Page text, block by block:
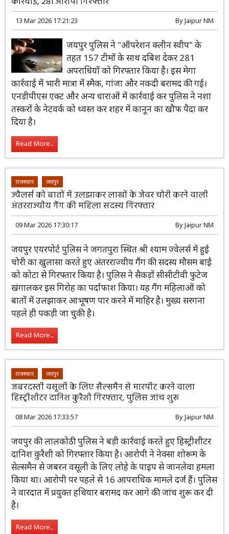
13 Mar 2026 17:21:23 ByJaipur NM
जयपुर पुलिस ने "ऑपरेशन क्लीन स्वीप" के
तहत 157 टीमों के साथ दबिश देकर 281
अपराधियों को गिरफ्तार किया है। इस मेगा
कार्रवाई में भारी मात्रा में स्मैक, गांजा और नकदी बरामद की गई।
एनडीपीएस एक्ट और अन्य धाराओं में कार्रवाई कर पुलिस ने नशा
तस्करों के नेटवर्क को ध्वस्त कर शहर में कानून का खौफ पैदा कर
दिया है।
Read More...
राजस्थान जयपुर
ज्वैलर्स को बातों में उलझाकर लाखों के जेवर चोरी करने वाली
अंतरराज्यीय गैंग की महिला सदस्य गिरफ्तार
09 Mar 2026 17:30:17 ByJaipur NM
जयपुर एयरपोर्ट पुलिस ने जगतपुरा स्थित श्री श्याम ज्वेलर्स में हुई
चोरी का खुलासा करते हुए अंतरराज्यीय गैंग की सदस्य मौसम बाई
को कोटा से गिरफ्तार किया है। पुलिस ने सैकड़ों सीसीटीवी फुटेज
खंगालकर इस गिरोह का पर्दाफाश किया। यह गैंग महिलाओं को
बातों में उलझाकर आभूषण पार करने में माहिर है। मुख्य सरगना
पहले ही पकड़ी जा चुकी है।
Read More...
राजस्थान जयपुर
जबरदस्ती वसूली के लिए सैल्समैन से मारपीट करने वाला
हिस्ट्रीशीटर दानिश कुरैशी गिरफ्तार, पुलिस जांच शुरू
08 Mar 2026 17:33:57 ByJaipur NM
जयपुर की लालकोठी पुलिस ने बड़ी कार्रवाई करते हुए हिस्ट्रीशीटर
दानिश कुरैशी को गिरफ्तार किया है। आरोपी ने नेक्सा शोरूम के
सेल्समैन से जबरन वसूली के लिए लोहे के पाइप से जानलेवा हमला
किया था। आरोपी पर पहले से 16 आपराधिक मामले दर्ज हैं। पुलिस
ने वारदात में प्रयुक्त हथियार बरामद कर आगे की जांच शुरू कर दी
है।
Read More...